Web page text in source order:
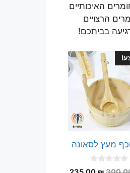
האיכותיים
הרצויים
בביתכם!
מעץ לסאונה
0